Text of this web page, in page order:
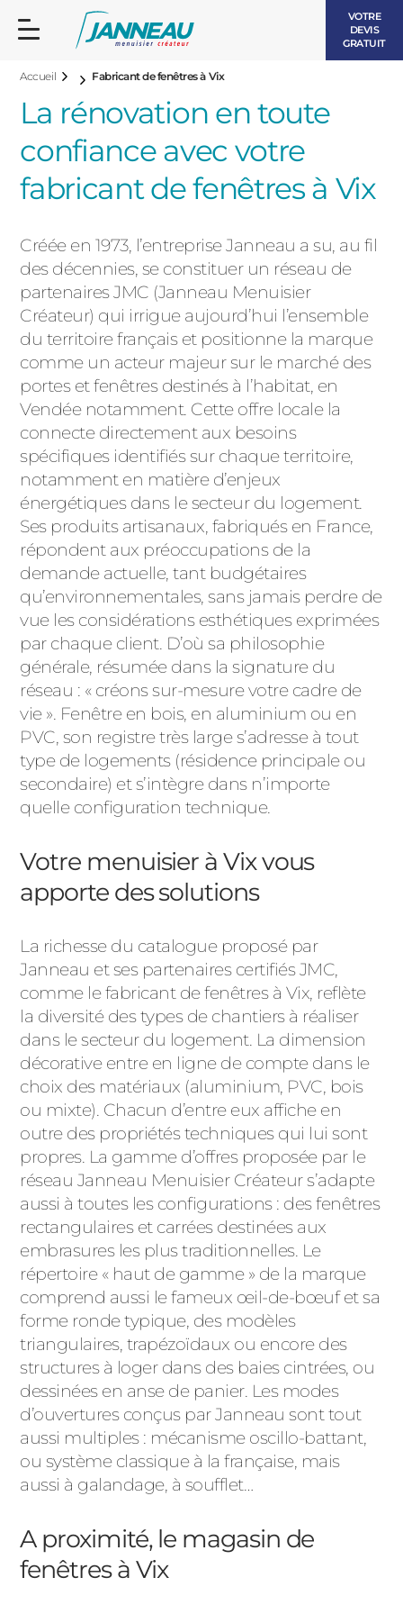
VOTRE
DEVIS
GRATUIT
Accueil Fabricant de fenêtres à Vix
La rénovation en toute
confiance avec votre
fabricant de fenêtres à Vix
Créée en 1973, l’entreprise Janneau a su, au fil
des décennies, se constituer un réseau de
partenaires JMC (Janneau Menuisier
Créateur) qui irrigue aujourd’hui l’ensemble
du territoire français et positionne la marque
comme un acteur majeur sur le marché des
portes et fenêtres destinés à l’habitat, en
Vendée notamment. Cette offre locale la
connecte directement aux besoins
spécifiques identifiés sur chaque territoire,
notamment en matière d’enjeux
énergétiques dans le secteur du logement.
Ses produits artisanaux, fabriqués en France,
répondent aux préoccupations de la
demande actuelle, tant budgétaires
qu’environnementales, sans jamais perdre de
vue les considérations esthétiques exprimées
par chaque client. D’où sa philosophie
générale, résumée dans la signature du
réseau : « créons sur-mesure votre cadre de
vie ». Fenêtre en bois, en aluminium ou en
PVC, son registre très large s’adresse à tout
type de logements (résidence principale ou
secondaire) et s’intègre dans n’importe
quelle configuration technique.
Votre menuisier à Vix vous
apporte des solutions
La richesse du catalogue proposé par
Janneau et ses partenaires certifiés JMC,
comme le fabricant de fenêtres à Vix, reflète
la diversité des types de chantiers à réaliser
dans le secteur du logement. La dimension
décorative entre en ligne de compte dans le
choix des matériaux (aluminium, PVC, bois
ou mixte). Chacun d’entre eux affiche en
outre des propriétés techniques qui lui sont
propres. La gamme d’offres proposée par le
réseau Janneau Menuisier Créateur s’adapte
aussi à toutes les configurations : des fenêtres
rectangulaires et carrées destinées aux
embrasures les plus traditionnelles. Le
répertoire « haut de gamme » de la marque
comprend aussi le fameux œil-de-bœuf et sa
forme ronde typique, des modèles
triangulaires, trapézoïdaux ou encore des
structures à loger dans des baies cintrées, ou
dessinées en anse de panier. Les modes
d’ouvertures conçus par Janneau sont tout
aussi multiples : mécanisme oscillo-battant,
ou système classique à la française, mais
aussi à galandage, à soufflet…
A proximité, le magasin de
fenêtres à Vix
FENÊTRES ET PORTES-FENÊTRES
BOIS
PVC
ACIER
BAIES VITRÉES
PORTES D’ENTRÉELES INTEMPORELLES
LES LUMINEUSES
VOLETS ROULANTS
PERGOLAS
PORTAILS ET PORTILLONS
CARPORTS
CLÔTURES